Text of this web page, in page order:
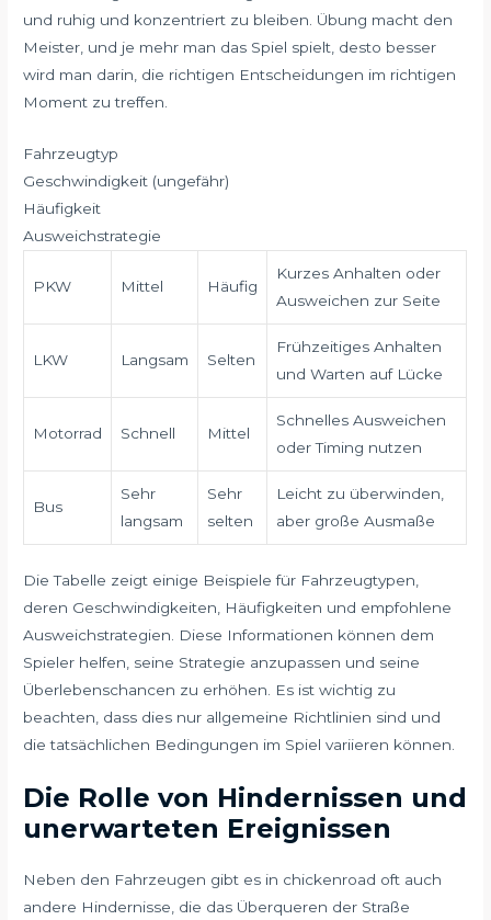
und ruhig und konzentriert zu bleiben. Übung macht den
Meister, und je mehr man das Spiel spielt, desto besser
wird man darin, die richtigen Entscheidungen im richtigen
Moment zu treffen.
Fahrzeugtyp
Geschwindigkeit (ungefähr)
Häufigkeit
Ausweichstrategie
PKW Mittel Häufig
Kurzes Anhalten oder
Ausweichen zur Seite
LKW Langsam Selten
Frühzeitiges Anhalten
und Warten auf Lücke
Motorrad Schnell Mittel
Schnelles Ausweichen
oder Timing nutzen
Bus
Sehr
langsam
Sehr
selten
Leicht zu überwinden,
aber große Ausmaße
Die Tabelle zeigt einige Beispiele für Fahrzeugtypen,
deren Geschwindigkeiten, Häufigkeiten und empfohlene
Ausweichstrategien. Diese Informationen können dem
Spieler helfen, seine Strategie anzupassen und seine
Überlebenschancen zu erhöhen. Es ist wichtig zu
beachten, dass dies nur allgemeine Richtlinien sind und
die tatsächlichen Bedingungen im Spiel variieren können.
Die Rolle von Hindernissen und
unerwarteten Ereignissen
Neben den Fahrzeugen gibt es in chickenroad oft auch
andere Hindernisse, die das Überqueren der Straße